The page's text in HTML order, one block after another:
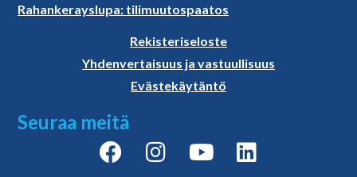
Rahankerayslupa: tilimuutospaatos
Rekisteriseloste
Yhdenvertaisuus ja vastuullisuus
Evästekäytäntö
Seuraa meitä